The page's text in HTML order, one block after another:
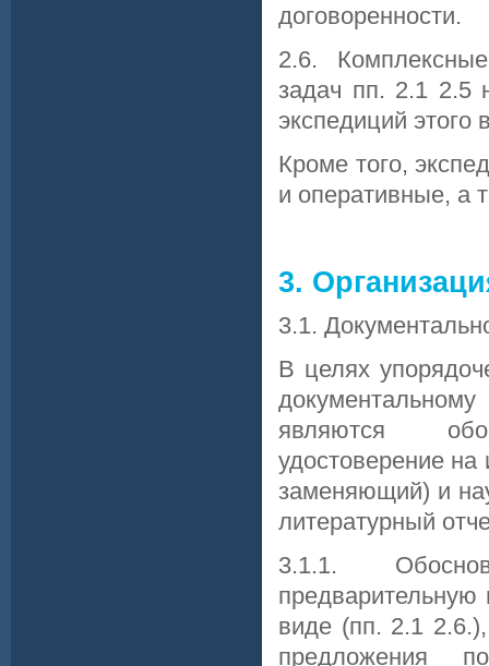
договоренности.
2.6.
задач пп. 2.1 2.5
экспедиций
Кроме того,
и оперативные, а
3.
3.1.
В целях
являются
удостоверение на
заменяющий) и
литературный
3.1.1.
виде (пп. 2.1
предложения